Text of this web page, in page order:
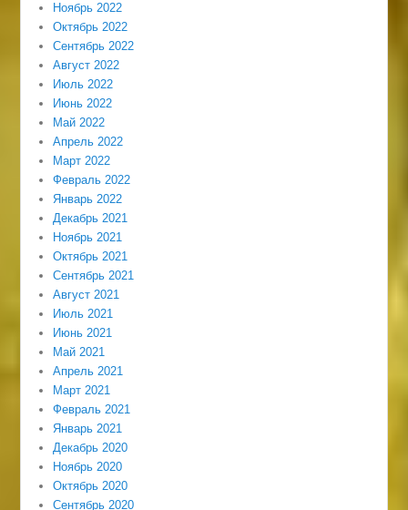
Ноябрь 2022
Октябрь 2022
Сентябрь 2022
Август 2022
Июль 2022
Июнь 2022
Май 2022
Апрель 2022
Март 2022
Февраль 2022
Январь 2022
Декабрь 2021
Ноябрь 2021
Октябрь 2021
Сентябрь 2021
Август 2021
Июль 2021
Июнь 2021
Май 2021
Апрель 2021
Март 2021
Февраль 2021
Январь 2021
Декабрь 2020
Ноябрь 2020
Октябрь 2020
Сентябрь 2020